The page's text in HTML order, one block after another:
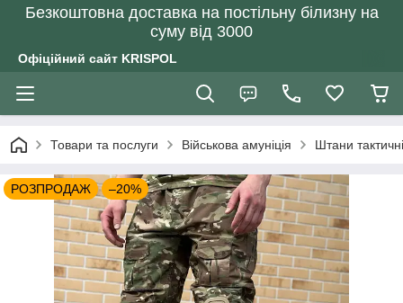
Безкоштовна доставка на постільну білизну на
суму від 3000
Офіційний сайт KRISPOL
Товари та послуги Військова амуніція Штани
РОЗПРОДАЖ –20%